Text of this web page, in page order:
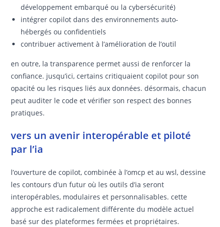
développement embarqué ou la cybersécurité)
intégrer copilot dans des environnements auto-
hébergés ou confidentiels
contribuer activement à l’amélioration de l’outil
en outre, la transparence permet aussi de renforcer la
confiance. jusqu’ici, certains critiquaient copilot pour son
opacité ou les risques liés aux données. désormais, chacun
peut auditer le code et vérifier son respect des bonnes
pratiques.
vers un avenir interopérable et piloté
par l’ia
l’ouverture de copilot, combinée à l’omcp et au wsl, dessine
les contours d’un futur où les outils d’ia seront
interopérables, modulaires et personnalisables. cette
approche est radicalement différente du modèle actuel
basé sur des plateformes fermées et propriétaires.